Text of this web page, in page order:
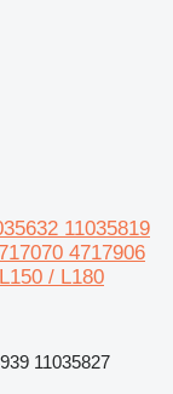
11035819
4717906
/ L180
11035827